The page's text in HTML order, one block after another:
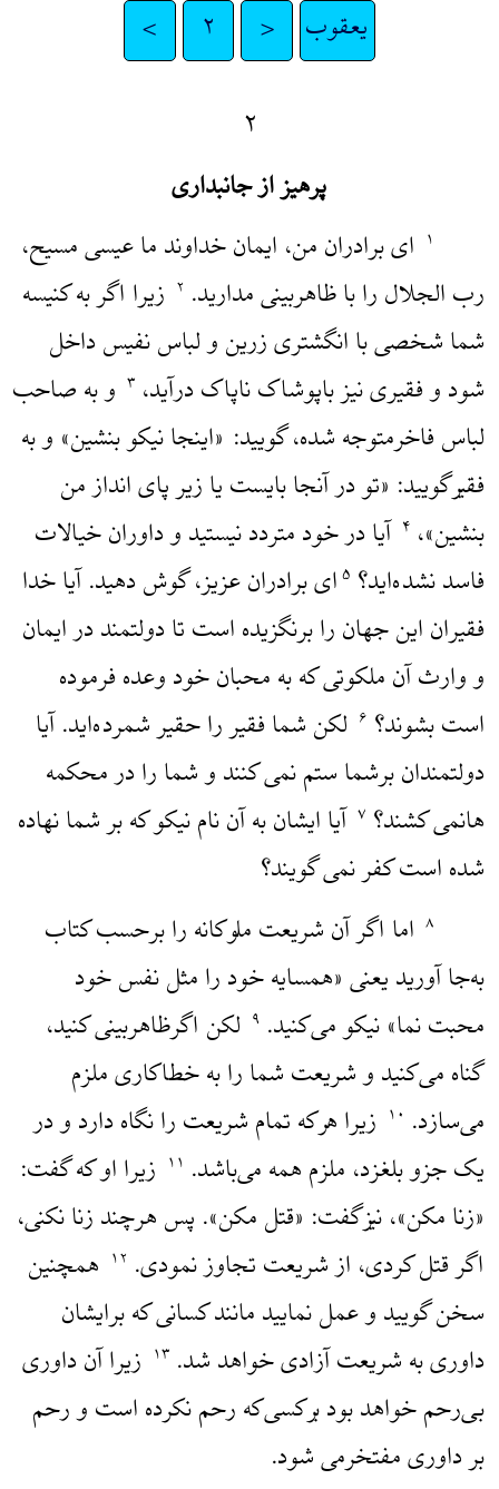
یعقوب < ۲ >
۲
پرهیز از جانبداری
۱ ای برادران من، ایمان خداوند ما عیسی مسیح،
رب الجلال را با ظاهربینی مدارید. ۲ زیرا اگر به کنیسه
شما شخصی با انگشتری زرین و لباس نفیس داخل
شود و فقیری نیز باپوشاک ناپاک درآید، ۳ و به صاحب
لباس فاخرمتوجه شده، گویید: «اینجا نیکو بنشین» و به
فقیرگویید: «تو در آنجا بایست یا زیر پای انداز من
بنشین»، ۴ آیا در خود متردد نیستید و داوران خیالات
فاسد نشده‌اید؟ ۵‌ای برادران عزیز، گوش دهید. آیا خدا
فقیران این جهان را برنگزیده است تا دولتمند در ایمان
و وارث آن ملکوتی که به محبان خود وعده فرموده
است بشوند؟ ۶ لکن شما فقیر را حقیر شمرده‌اید. آیا
دولتمندان برشما ستم نمی کنند و شما را در محکمه
هانمی کشند؟ ۷ آیا ایشان به آن نام نیکو که بر شما نهاده
شده است کفر نمی گویند؟
۸ اما اگر آن شریعت ملوکانه را برحسب کتاب
به‌جا آورید یعنی «همسایه خود را مثل نفس خود
محبت نما» نیکو می‌کنید. ۹ لکن اگرظاهربینی کنید،
گناه می‌کنید و شریعت شما را به خطاکاری ملزم
می‌سازد. ۱۰ زیرا هرکه تمام شریعت را نگاه دارد و در
یک جزو بلغزد، ملزم همه می‌باشد. ۱۱ زیرا او که گفت:
«زنا مکن»، نیزگفت: «قتل مکن». پس هرچند زنا نکنی،
اگر قتل کردی، از شریعت تجاوز نمودی. ۱۲ همچنین
سخن گویید و عمل نمایید مانند کسانی که برایشان
داوری به شریعت آزادی خواهد شد. ۱۳ زیرا آن داوری
بی‌رحم خواهد بود برکسی‌که رحم نکرده است و رحم
بر داوری مفتخرمی شود.